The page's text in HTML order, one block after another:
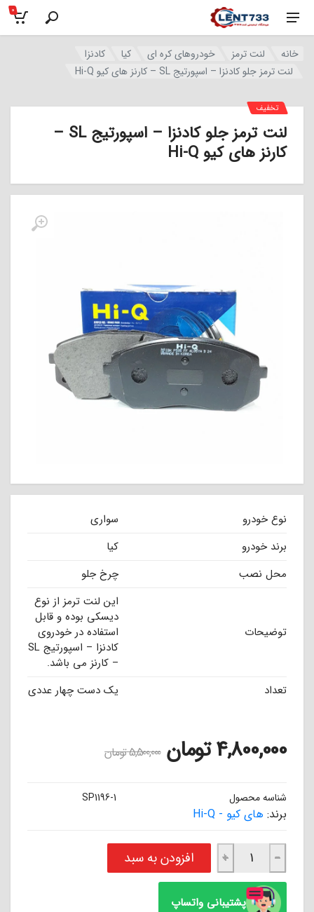
0
خانه لنت ترمز خودروهای کره ای کیا
کادنزا
لنت ترمز جلو کادنزا – اسپورتیج SL – کارنز های کیو Hi-Q
لنت ترمز جلو کادنزا – اسپورتیج SL –
کارنز های کیو Hi-Q
نوع خودرو
سواری
برند خودرو
کیا
محل نصب
چرخ جلو
توضیحات
این لنت ترمز از نوع
دیسکی بوده و قابل
استفاده در خودروی
کادنزا – اسپورتیج SL
– کارنز می باشد.
تعداد
یک دست چهار عددی
تخفیف
4,800,000تومان 5,500,000تومان
شناسه محصول SP1196-1
برند: های کیو - Hi-Q
لنت ترمز جلو کادنزا - اسپورتیج SL - کارنز های کیو Hi-Q عدد
−
+ افزودن به سبد
پشتیبانی واتساپ